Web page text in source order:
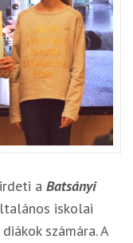
a Batsányi
iskolai
számára. A